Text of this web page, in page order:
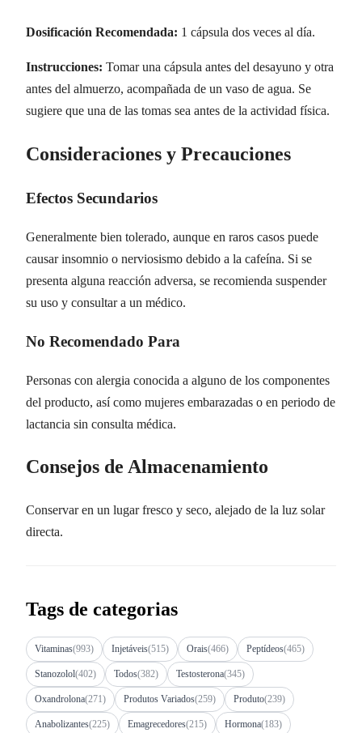
Dosificación Recomendada: 1 cápsula dos veces al día.
Instrucciones: Tomar una cápsula antes del desayuno y otra
antes del almuerzo, acompañada de un vaso de agua. Se
sugiere que una de las tomas sea antes de la actividad física.
Consideraciones y Precauciones
Efectos Secundarios
Generalmente bien tolerado, aunque en raros casos puede
causar insomnio o nerviosismo debido a la cafeína. Si se
presenta alguna reacción adversa, se recomienda suspender
su uso y consultar a un médico.
No Recomendado Para
Personas con alergia conocida a alguno de los componentes
del producto, así como mujeres embarazadas o en periodo de
lactancia sin consulta médica.
Consejos de Almacenamiento
Conservar en un lugar fresco y seco, alejado de la luz solar
directa.
Tags de categorias
Vitaminas(993) Injetáveis(515) Orais(466) Peptídeos(465)
Stanozolol(402) Todos(382) Testosterona(345)
Oxandrolona(271) Produtos Variados(259) Produto(239)
Anabolizantes(225) Emagrecedores(215) Hormona(183)